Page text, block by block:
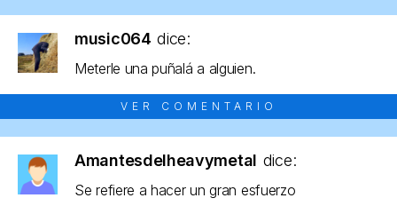
music064 dice:
Meterle una puñalá a alguien.
VER COMENTARIO
Amantesdelheavymetal dice:
Se refiere a hacer un gran esfuerzo